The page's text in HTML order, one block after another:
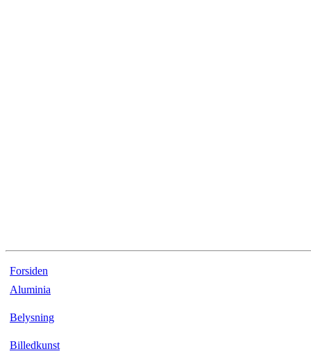
Forsiden
Aluminia
Belysning
Billedkunst